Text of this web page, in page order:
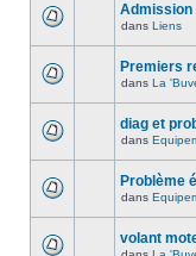
Admission
dans Liens
Premiers
dans La
diag et
dans
Problème
dans
volant